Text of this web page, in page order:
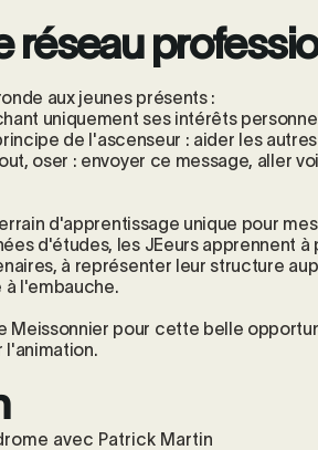
réseau
aux jeunes présents :
uniquement ses intérêts
de l'ascenseur : aider les
oser : envoyer ce message, aller
d'apprentissage unique pour
d'études, les JEeurs apprennent
à représenter leur structure
l'embauche.
Meissonnier pour cette belle
l'animation.
avec Patrick Martin